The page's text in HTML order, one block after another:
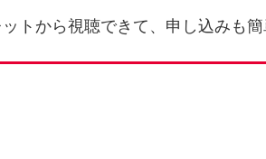
トから視聴できて、申し込みも簡